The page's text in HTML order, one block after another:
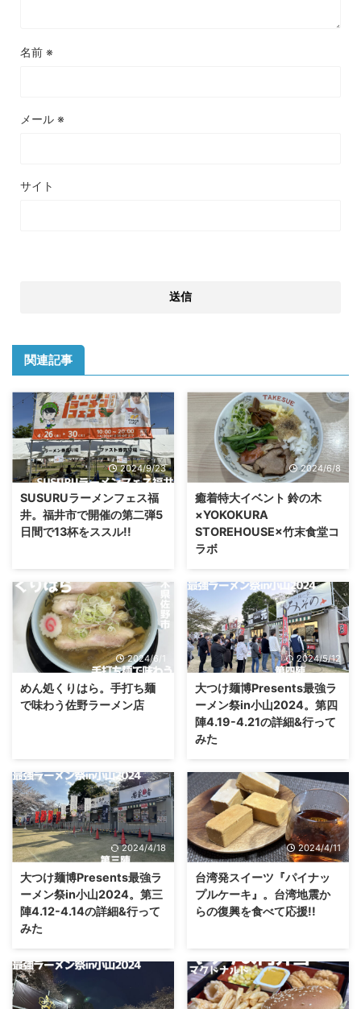
名前 ※
メール ※
サイト
関連記事
2024/9/23
SUSURUラーメンフェス福
井。福井市で開催の第二弾5
日間で13杯をススル!!
2024/6/8
癒着特大イベント 鈴の木
×YOKOKURA
STOREHOUSE×竹末食堂コ
ラボ
2024/6/1
めん処くりはら。手打ち麺
で味わう佐野ラーメン店
2024/5/12
大つけ麺博Presents最強ラ
ーメン祭in小山2024。第四
陣4.19-4.21の詳細&行って
みた
2024/4/18
大つけ麺博Presents最強ラ
ーメン祭in小山2024。第三
陣4.12-4.14の詳細&行って
みた
2024/4/11
台湾発スイーツ『パイナッ
プルケーキ』。台湾地震か
らの復興を食べて応援!!